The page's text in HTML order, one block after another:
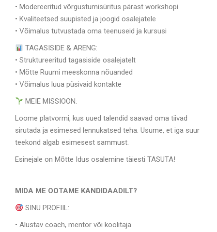
• Modereeritud võrgustumisüritus pärast workshopi
• Kvaliteetsed suupisted ja joogid osalejatele
• Võimalus tutvustada oma teenuseid ja kursusi
TAGASISIDE & ARENG:
• Struktureeritud tagasiside osalejatelt
• Mõtte Ruumi meeskonna nõuanded
• Võimalus luua püsivaid kontakte
MEIE MISSIOON:
Loome platvormi, kus uued talendid saavad oma tiivad
sirutada ja esimesed lennukatsed teha. Usume, et iga suur
teekond algab esimesest sammust.
Esinejale on Mõtte Idus osalemine täiesti TASUTA!
MIDA ME OOTAME KANDIDAADILT?
SINU PROFIIL:
• Alustav coach, mentor või koolitaja